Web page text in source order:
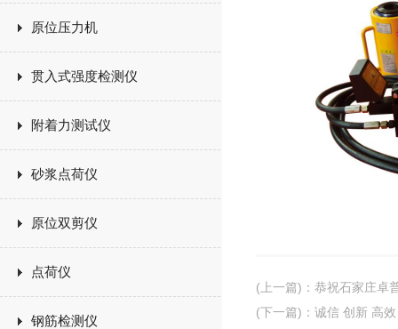
原位压力机
贯入式强度检测仪
附着力测试仪
砂浆点荷仪
原位双剪仪
点荷仪
钢筋检测仪
(上一篇) ： 恭祝石家庄卓
(下一篇) ： 诚信 创新 高